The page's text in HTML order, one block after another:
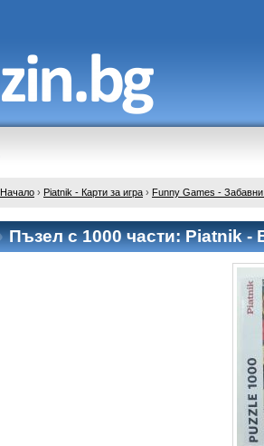
Начало › Piatnik - Карти за игра › Funny Games -
Пъзел с 1000 части: Piatnik -